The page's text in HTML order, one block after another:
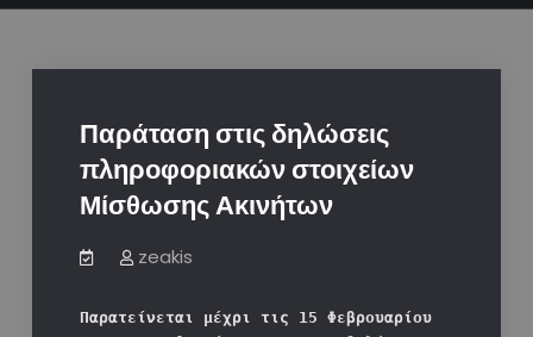
Παράταση στις δηλώσεις
πληροφοριακών στοιχείων
Μίσθωσης Ακινήτων
zeakis
Παρατείνεται μέχρι τις 15 Φεβρουαρίου